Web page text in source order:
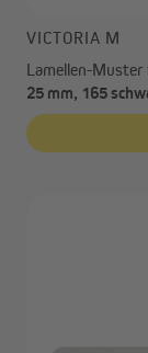
VICTORIA M
Lamellen-
25 mm, 165